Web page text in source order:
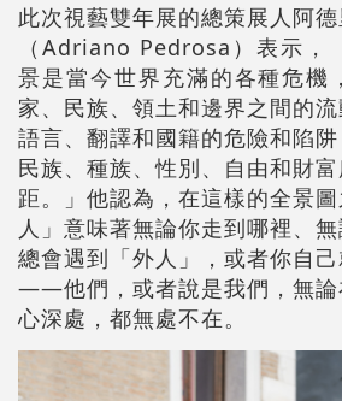
此次視藝雙年展的總策展人阿
（Adriano Pedrosa）表示，
景是當今世界充滿的各種危機
家、民族、領土和邊界之間的
語言、翻譯和國籍的危險和陷阱
民族、種族、性別、自由和財
距。」他認為，在這樣的全景
人」意味著無論你走到哪裡、
總會遇到「外人」，或者你自己
——他們，或者說是我們，無論
心深處，都無處不在。